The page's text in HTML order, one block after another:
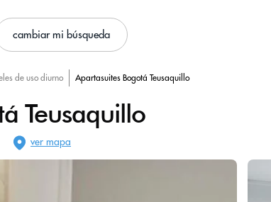
cambiar mi búsqueda
de uso diurno Apartasuites Bogotá Teusaquillo
Teusaquillo
ver mapa